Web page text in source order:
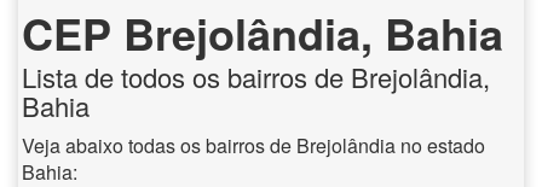
CEP Brejolândia, Bahia
Lista de todos os bairros de Brejolândia,
Bahia
Veja abaixo todas os bairros de Brejolândia no estado
Bahia: